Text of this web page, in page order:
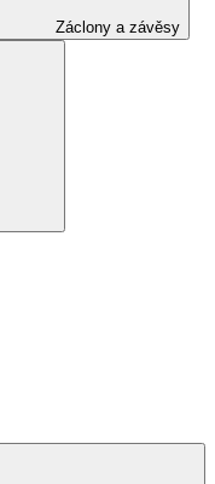
Záclony a závěsy